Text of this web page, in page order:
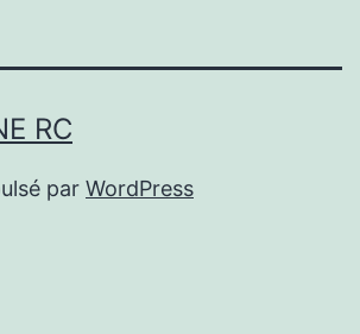
RC
par WordPress